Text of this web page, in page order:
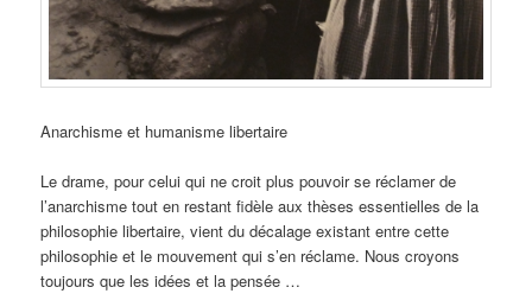
Anarchisme et humanisme libertaire
Le drame, pour celui qui ne croit plus pouvoir se réclamer de
l’anarchisme tout en restant fidèle aux thèses essentielles de la
philosophie libertaire, vient du décalage existant entre cette
philosophie et le mouvement qui s’en réclame. Nous croyons
toujours que les idées et la pensée …